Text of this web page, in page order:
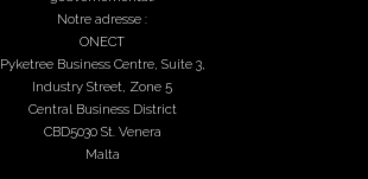
Notre adresse :
ONECT
Pyketree Business Centre, Suite 3,
Industry Street, Zone 5
Central Business District
CBD5030 St. Venera
Malta